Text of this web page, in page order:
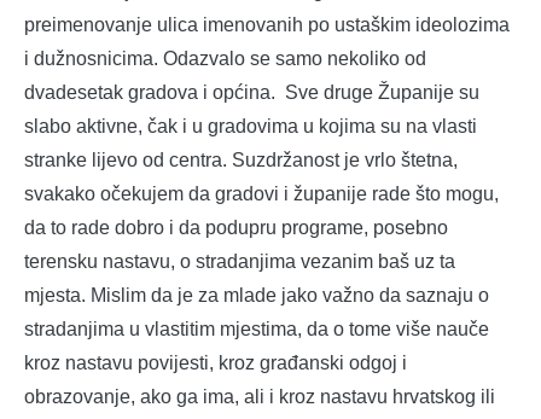
preimenovanje ulica imenovanih po ustaškim ideolozima
i dužnosnicima. Odazvalo se samo nekoliko od
dvadesetak gradova i općina. Sve druge Županije su
slabo aktivne, čak i u gradovima u kojima su na vlasti
stranke lijevo od centra. Suzdržanost je vrlo štetna,
svakako očekujem da gradovi i županije rade što mogu,
da to rade dobro i da podupru programe, posebno
terensku nastavu, o stradanjima vezanim baš uz ta
mjesta. Mislim da je za mlade jako važno da saznaju o
stradanjima u vlastitim mjestima, da o tome više nauče
kroz nastavu povijesti, kroz građanski odgoj i
obrazovanje, ako ga ima, ali i kroz nastavu hrvatskog ili